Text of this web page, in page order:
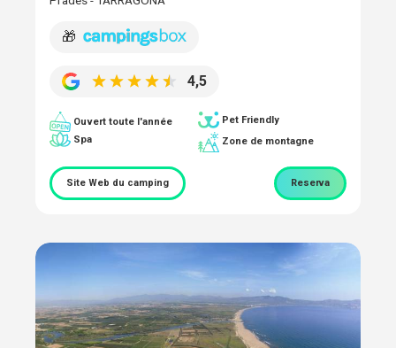
🎁
4,5
Ouvert toute l'année
Pet Friendly
Spa
Zone de montagne
Site Web du camping Reserva